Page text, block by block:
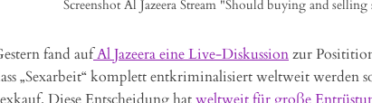
Screenshot Al Jazeera Stream "Should buying and
fand aufAl Jazeera eine Live-Diskussionzur
„Sexarbeit“ komplett entkriminalisiert weltweit werden